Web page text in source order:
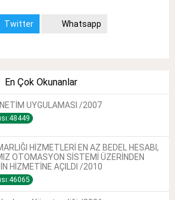
Twitter
Whatsapp
En Çok Okunanlar
UYGULAMASI /2007
HİZMETLERİ EN AZ BEDEL HESABI,
OTOMASYON SİSTEMİ ÜZERİNDEN
HİZMETİNE AÇILDI /2010